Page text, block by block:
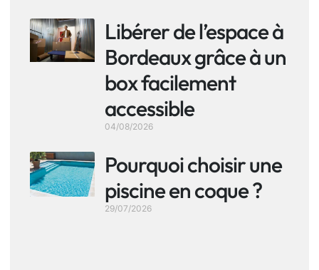
Libérer de l’espace à
Bordeaux grâce à un
box facilement
accessible
04/08/2026
Pourquoi choisir une
piscine en coque ?
29/07/2026